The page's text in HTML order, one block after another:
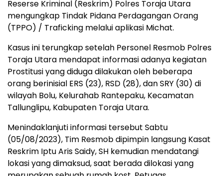
Reserse Kriminal (Reskrim) Polres Toraja Utara
mengungkap Tindak Pidana Perdagangan Orang
(TPPO) / Traficking melalui aplikasi Michat.
Kasus ini terungkap setelah Personel Resmob Polres
Toraja Utara mendapat informasi adanya kegiatan
Prostitusi yang diduga dilakukan oleh beberapa
orang berinisial ERS (23), RSD (28), dan SRY (30) di
wilayah Bolu, Kelurahab Rantepaku, Kecamatan
Tallunglipu, Kabupaten Toraja Utara.
Menindaklanjuti informasi tersebut Sabtu
(05/08/2023), Tim Resmob dipimpin langsung Kasat
Reskrim Iptu Aris Saidy, SH kemudian mendatangi
lokasi yang dimaksud, saat berada dilokasi yang